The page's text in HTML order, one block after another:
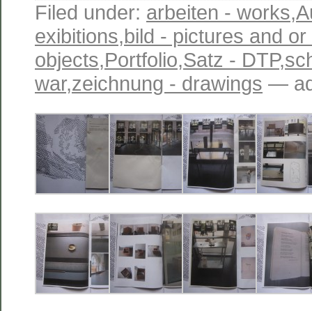
Filed under: arbeiten - works,
exibitions,bild - pictures and
objects,Portfolio,Satz - DTP,
war,zeichnung - drawings —